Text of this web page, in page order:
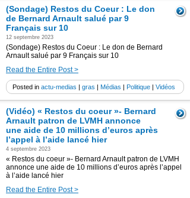
(Sondage) Restos du Coeur : Le don
de Bernard Arnault salué par 9
Français sur 10
12 septembre 2023
(Sondage) Restos du Coeur : Le don de Bernard
Arnault salué par 9 Français sur 10
Read the Entire Post >
Posted in actu-medias | gras | Médias | Politique | Vidéos
(Vidéo) « Restos du coeur »- Bernard
Arnault patron de LVMH annonce
une aide de 10 millions d’euros après
l’appel à l’aide lancé hier
4 septembre 2023
« Restos du coeur »- Bernard Arnault patron de LVMH
annonce une aide de 10 millions d’euros après l’appel
à l’aide lancé hier
Read the Entire Post >